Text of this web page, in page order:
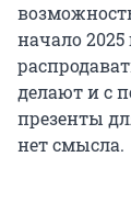
начало
делают и с
презенты
нет смысла.